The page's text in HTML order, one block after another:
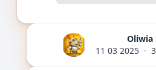
Oliwia
11 03 2025 ·